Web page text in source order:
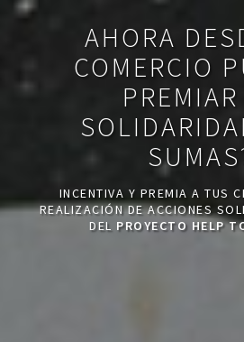
AHORA
COMERCIO
INCENTIVA Y PREMIA A TUS
REALIZACIÓN DE ACCIONES
DEL PROYECTO HELP